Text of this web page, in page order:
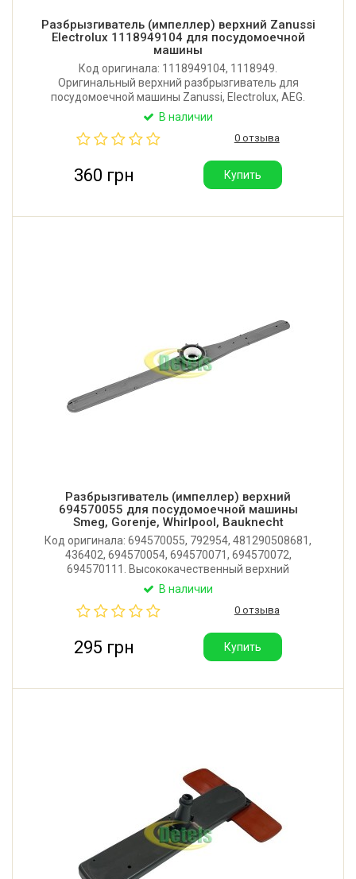
Разбрызгиватель (импеллер) верхний Zanussi
Electrolux 1118949104 для посудомоечной
машины
Код оригинала: 1118949104, 1118949.
Оригинальный верхний разбрызгиватель для
посудомоечной машины Zanussi, Electrolux, AEG.
Производитель: Швеция. Поставляется в
В наличии
0 отзыва
360 грн Купить
Разбрызгиватель (импеллер) верхний
694570055 для посудомоечной машины
Smeg, Gorenje, Whirlpool, Bauknecht
Код оригинала: 694570055, 792954, 481290508681,
436402, 694570054, 694570071, 694570072,
694570111. Высококачественный верхний
разбрызгиватель (импеллер) для посудомоечной
Kuppersbusch. Длина: 452 мм. Производитель:
В наличии
0 отзыва
295 грн Купить